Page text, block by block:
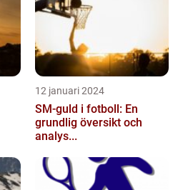
12 januari 2024
SM-guld i fotboll: En
grundlig översikt och
analys...